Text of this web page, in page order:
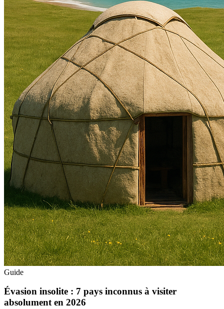
Guide
Évasion insolite : 7 pays inconnus à visiter
absolument en 2026